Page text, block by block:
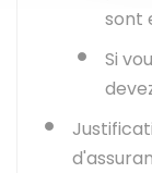
sont
Si